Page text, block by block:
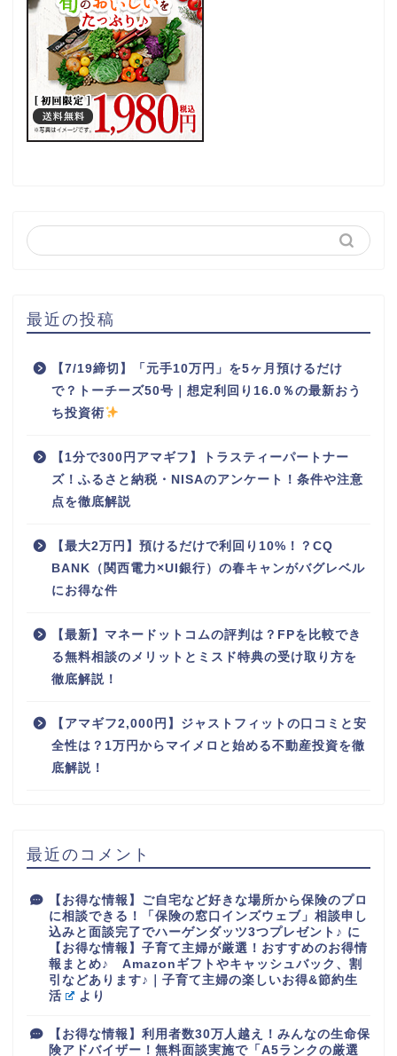
最近の投稿
【7/19締切】「元手10万円」を5ヶ月預けるだけ
で？トーチーズ50号｜想定利回り16.0％の最新おう
ち投資術
【1分で300円アマギフ】トラスティーパートナー
ズ！ふるさと納税・NISAのアンケート！条件や注意
点を徹底解説
【最大2万円】預けるだけで利回り10%！？CQ
BANK（関西電力×UI銀行）の春キャンがバグレベル
にお得な件
【最新】マネードットコムの評判は？FPを比較でき
る無料相談のメリットとミスド特典の受け取り方を
徹底解説！
【アマギフ2,000円】ジャストフィットの口コミと安
全性は？1万円からマイメロと始める不動産投資を徹
底解説！
最近のコメント
【お得な情報】ご自宅など好きな場所から保険のプロ
に相談できる！「保険の窓口インズウェブ」相談申し
込みと面談完了でハーゲンダッツ3つプレゼント♪ に
【お得な情報】子育て主婦が厳選！おすすめのお得情
報まとめ♪ Amazonギフトやキャッシュバック、割
引などあります♪｜子育て主婦の楽しいお得&節約生
活
より
【お得な情報】利用者数30万人越え！みんなの生命保
険アドバイザー！無料面談実施で「A5ランクの厳選